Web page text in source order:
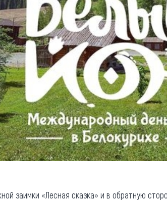
заимки «Лесная сказка» и в обратную